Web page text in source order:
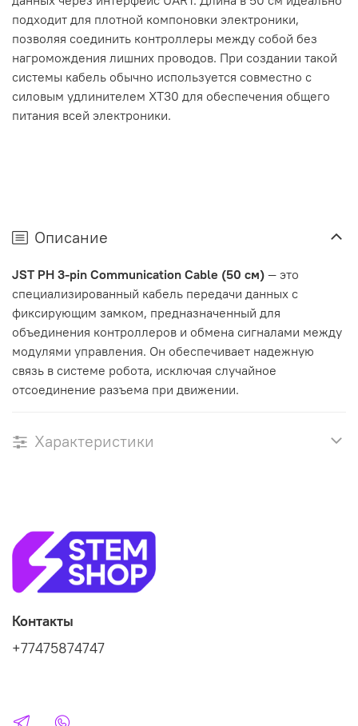
подходит для плотной компоновки электроники,
позволяя соединить контроллеры между собой без
нагромождения лишних проводов. При создании такой
системы кабель обычно используется совместно с
силовым удлинителем XT30 для обеспечения общего
питания всей электроники.
Описание
JST PH 3-pin Communication Cable (50 см) — это
специализированный кабель передачи данных с
фиксирующим замком, предназначенный для
объединения контроллеров и обмена сигналами между
модулями управления. Он обеспечивает надежную
связь в системе робота, исключая случайное
отсоединение разъема при движении.
Характеристики
Контакты
+77475874747